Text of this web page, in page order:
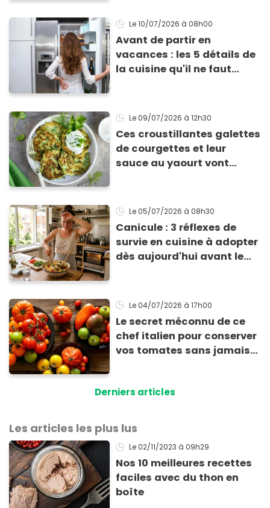
Le 10/07/2026 à 08h00
Avant de partir en
vacances : les 5 détails de
la cuisine qu'il ne faut
Le 09/07/2026 à 12h30
Ces croustillantes galettes
de courgettes et leur
sauce au yaourt vont
Le 05/07/2026 à 08h30
Canicule : 3 réflexes de
survie en cuisine à adopter
dès aujourd'hui avant le
Le 04/07/2026 à 17h00
Le secret méconnu de ce
chef italien pour conserver
vos tomates sans jamais
Derniers articles
Les articles les plus lus
Le 02/11/2023 à 09h29
Nos 10 meilleures recettes
faciles avec du thon en
boîte